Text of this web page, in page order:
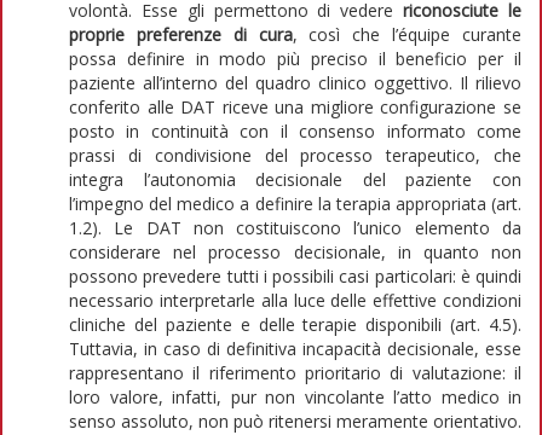
volontà. Esse gli permettono di vederericonosciute le
proprie preferenze di cura, così che l’équipe curante
possa definire in modo più preciso il beneficio per il
paziente all’interno del quadro clinico oggettivo. Il rilievo
conferito alle DAT riceve una migliore configurazione se
posto in continuità con il consenso informato come
prassi di condivisione del processo terapeutico, che
integra l’autonomia decisionale del paziente con
l’impegno del medico a definire la terapia appropriata (art.
1.2). Le DAT non costituiscono l’unico elemento da
considerare nel processo decisionale, in quanto non
possono prevedere tutti i possibili casi particolari: è quindi
necessario interpretarle alla luce delle effettive condizioni
cliniche del paziente e delle terapie disponibili (art. 4.5).
Tuttavia, in caso di definitiva incapacità decisionale, esse
rappresentano il riferimento prioritario di valutazione: il
loro valore, infatti, pur non vincolante l’atto medico in
senso assoluto, non può ritenersi meramente orientativo.